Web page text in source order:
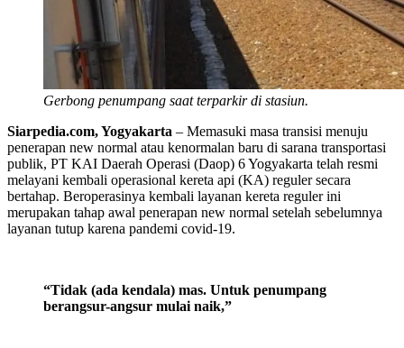
Gerbong penumpang saat terparkir di stasiun.
Siarpedia.com, Yogyakarta – Memasuki masa transisi menuju
penerapan new normal atau kenormalan baru di sarana transportasi
publik, PT KAI Daerah Operasi (Daop) 6 Yogyakarta telah resmi
melayani kembali operasional kereta api (KA) reguler secara
bertahap. Beroperasinya kembali layanan kereta reguler ini
merupakan tahap awal penerapan new normal setelah sebelumnya
layanan tutup karena pandemi covid-19.
“Tidak (ada kendala) mas. Untuk penumpang
berangsur-angsur mulai naik,”